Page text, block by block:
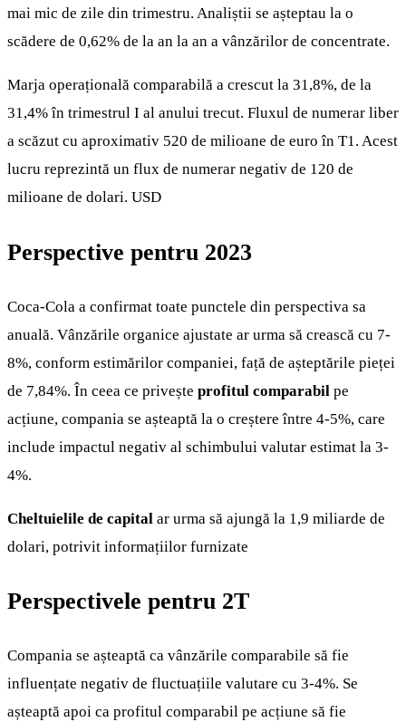
mai mic de zile din trimestru. Analiștii se așteptau la o
scădere de 0,62% de la an la an a vânzărilor de concentrate.
Marja operațională comparabilă a crescut la 31,8%, de la
31,4% în trimestrul I al anului trecut. Fluxul de numerar liber
a scăzut cu aproximativ 520 de milioane de euro în T1. Acest
lucru reprezintă un flux de numerar negativ de 120 de
milioane de dolari. USD
Perspective pentru 2023
Coca-Cola a confirmat toate punctele din perspectiva sa
anuală. Vânzările organice ajustate ar urma să crească cu 7-
8%, conform estimărilor companiei, față de așteptările pieței
de 7,84%. În ceea ce privește profitul comparabil pe
acțiune, compania se așteaptă la o creștere între 4-5%, care
include impactul negativ al schimbului valutar estimat la 3-
4%.
Cheltuielile de capital ar urma să ajungă la 1,9 miliarde de
dolari, potrivit informațiilor furnizate
Perspectivele pentru 2T
Compania se așteaptă ca vânzările comparabile să fie
influențate negativ de fluctuațiile valutare cu 3-4%. Se
așteaptă apoi ca profitul comparabil pe acțiune să fie